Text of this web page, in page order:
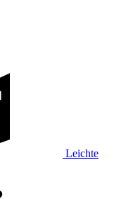
Leichte